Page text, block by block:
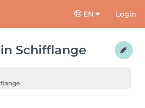
EN Login
in Schifflange